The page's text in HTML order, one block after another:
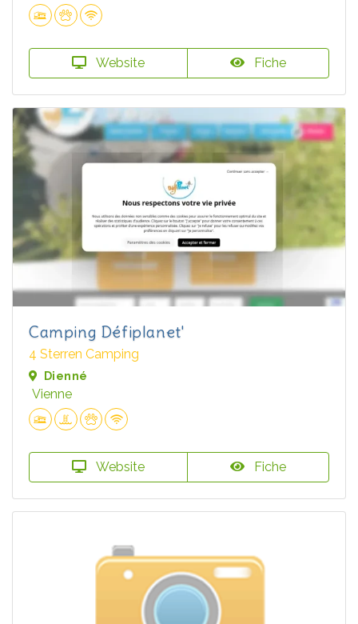
Website Fiche
Camping Défiplanet'
4 Sterren Camping
Dienné
Vienne
Website Fiche